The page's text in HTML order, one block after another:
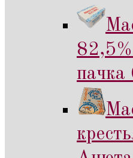
пачка